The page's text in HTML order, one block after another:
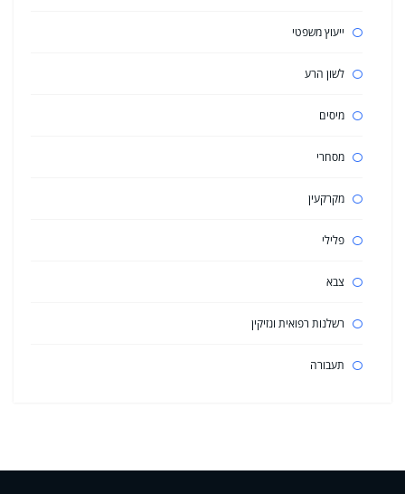
ייעוץ משפטי
לשון הרע
מיסים
מסחרי
מקרקעין
פלילי
צבא
רשלנות רפואית ונזיקין
תעבורה